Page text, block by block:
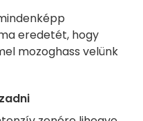
eredetét, hogy
mozoghass velünk